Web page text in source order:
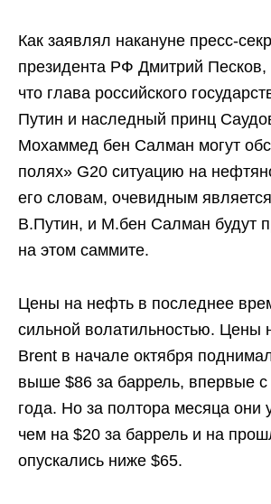
Как заявлял накануне пресс-
президента РФ Дмитрий Песков,
что глава российского
Путин и наследный принц
Мохаммед бен Салман могут
полях» G20 ситуацию на
его словам, очевидным
В.Путин, и М.бен Салман будут
на этом саммите.
Цены на нефть в последнее
сильной волатильностью. Цены
Brent в начале октября
выше $86 за баррель, впервые
года. Но за полтора месяца они
чем на $20 за баррель и на
опускались ниже $65.